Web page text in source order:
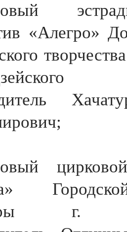
«Алегро»
г.